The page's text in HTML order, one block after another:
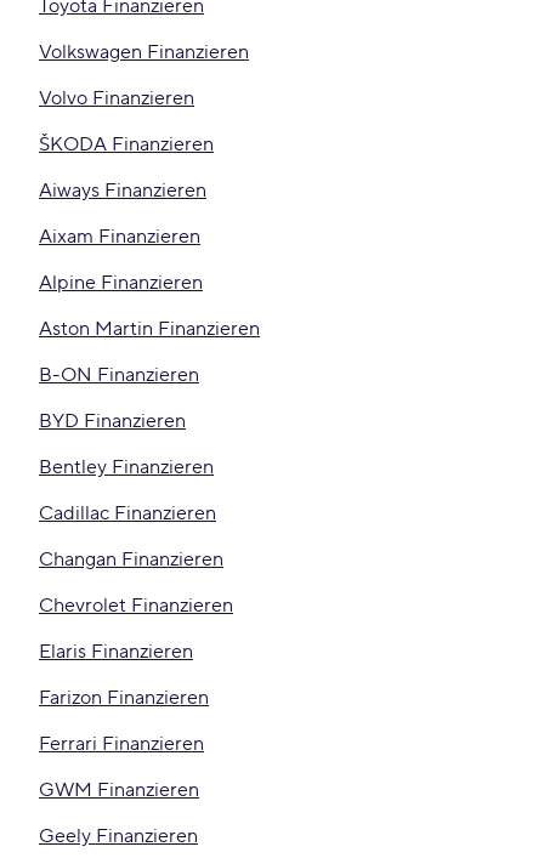
Toyota Finanzieren
Volkswagen Finanzieren
Volvo Finanzieren
ŠKODA Finanzieren
Aiways Finanzieren
Aixam Finanzieren
Alpine Finanzieren
Aston Martin Finanzieren
B-ON Finanzieren
BYD Finanzieren
Bentley Finanzieren
Cadillac Finanzieren
Changan Finanzieren
Chevrolet Finanzieren
Elaris Finanzieren
Farizon Finanzieren
Ferrari Finanzieren
GWM Finanzieren
Geely Finanzieren